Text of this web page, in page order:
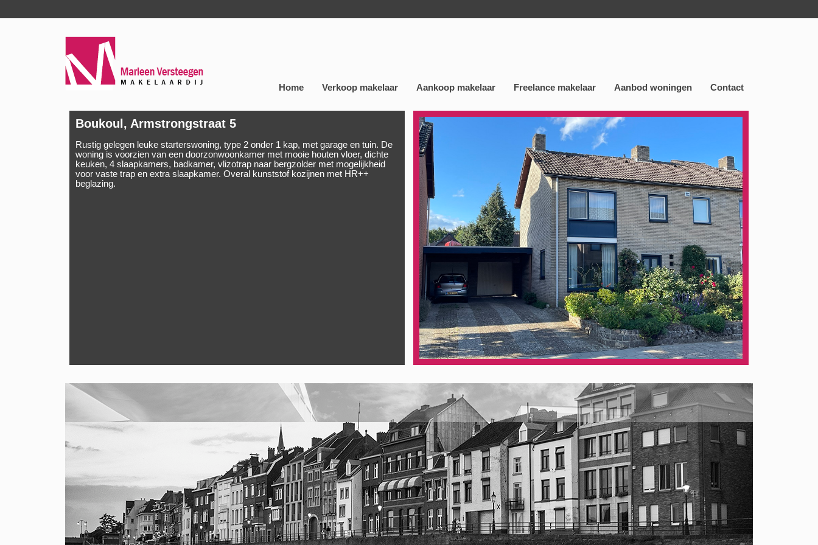
Home Verkoop makelaar Aankoop makelaar Freelance makelaar Aanbod woningen Contact
Boukoul, Armstrongstraat 5
Rustig gelegen leuke starterswoning, type 2 onder 1 kap, met garage en tuin. De
woning is voorzien van een doorzonwoonkamer met mooie houten vloer, dichte
keuken, 4 slaapkamers, badkamer, vlizotrap naar bergzolder met mogelijkheid
voor vaste trap en extra slaapkamer. Overal kunststof kozijnen met HR++
beglazing.